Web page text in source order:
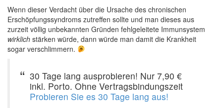
Wenn dieser Verdacht über die Ursache des chronischen
Erschöpfungssyndroms zutreffen sollte und man dieses aus
zurzeit völlig unbekannten Gründen fehlgeleitete Immunsystem
wirklich stärken würde, dann würde man damit die Krankheit
sogar verschlimmern.
30 Tage lang ausprobieren! Nur 7,90 €
inkl. Porto. Ohne Vertragsbindungszeit
Probieren Sie es 30 Tage lang aus!